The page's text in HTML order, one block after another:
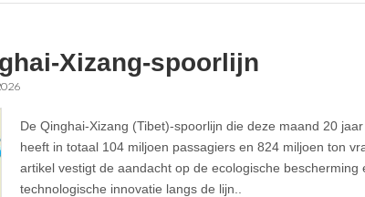
Xizang-spoorlijn
De Qinghai-Xizang (Tibet)-spoorlijn die deze maand 20 jaar
heeft in totaal 104 miljoen passagiers en 824 miljoen ton
artikel vestigt de aandacht op de ecologische bescherming
technologische innovatie langs de lijn..